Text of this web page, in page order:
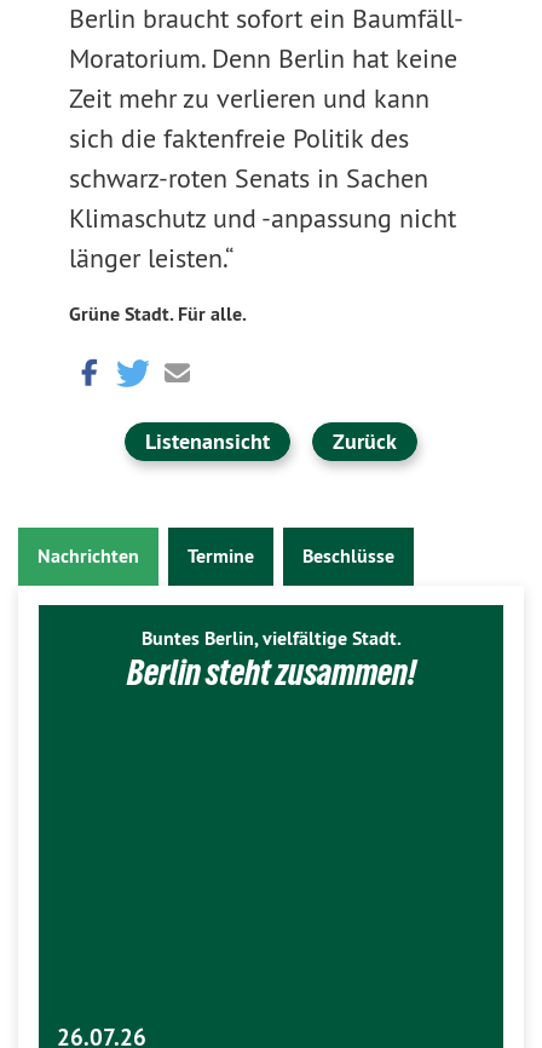
Berlin braucht sofort ein Baumfäll-
Moratorium. Denn Berlin hat keine
Zeit mehr zu verlieren und kann
sich die faktenfreie Politik des
schwarz-roten Senats in Sachen
Klimaschutz und -anpassung nicht
länger leisten.“
Grüne Stadt. Für alle.
Listenansicht Zurück
Nachrichten Termine Beschlüsse
Buntes Berlin, vielfältige Stadt.
Berlin steht zusammen!
26.07.26